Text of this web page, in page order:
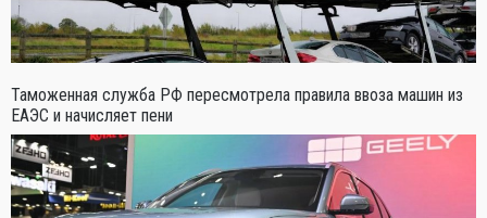
Таможенная служба РФ пересмотрела правила ввоза машин из
ЕАЭС и начисляет пени